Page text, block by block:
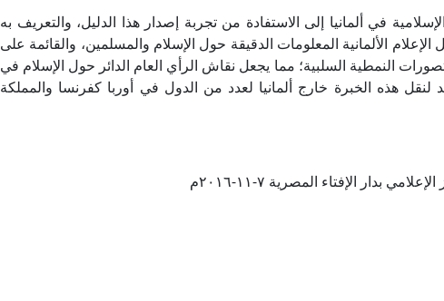
في ألمانيا إلى الاستفادة من تجربة إصدار هذا الدليل، والتعريف به
الألمانية المعلومات الدقيقة حول الإسلام والمسلمين، والقائمة على
النمطية السلبية؛ مما يجعل نقاش الرأي العام الدائر حول الإسلام في
لنقل هذه الخبرة خارج ألمانيا لعدد من الدول في أوربا كفرنسا والمملكة
بدار الإفتاء المصرية ٧-١١-٢٠١٦م